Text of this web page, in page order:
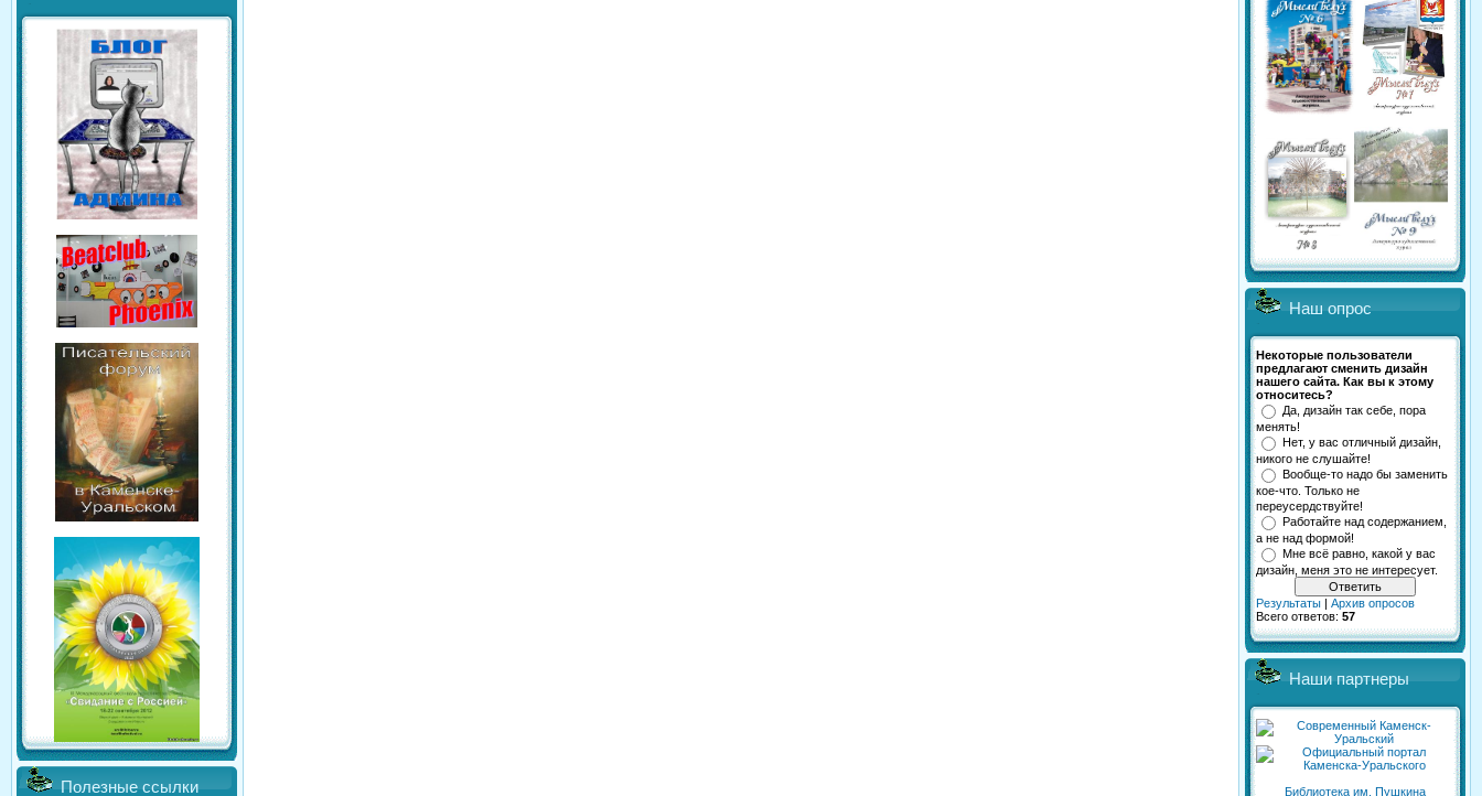
Полезные ссылки
Наш опрос
Некоторые пользователи
предлагают сменить дизайн
нашего сайта. Как вы к этому
относитесь?
Да, дизайн так себе, пора
менять!
Нет, у вас отличный дизайн,
никого не слушайте!
Вообще-то надо бы заменить
кое-что. Только не
переусердствуйте!
Работайте над содержанием,
а не над формой!
Мне всё равно, какой у вас
дизайн, меня это не интересует.
Результаты | Архив опросов
Всего ответов: 57
Наши партнеры
Библиотека им. Пушкина